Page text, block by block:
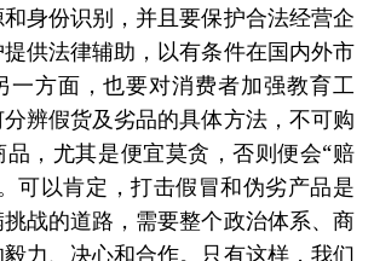
身份识别，并且要保护合法经营企
供法律辅助，以有条件在国内外市
一方面，也要对消费者加强教育工
辨假货及劣品的具体方法，不可购
，尤其是便宜莫贪，否则便会“赔
可以肯定，打击假冒和伪劣产品是
战的道路，需要整个政治体系、商
力、决心和合作。只有这样，我们